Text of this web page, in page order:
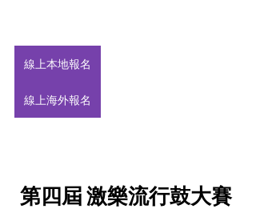
線上本地報名
線上海外報名
第四屆 激樂流行鼓大賽